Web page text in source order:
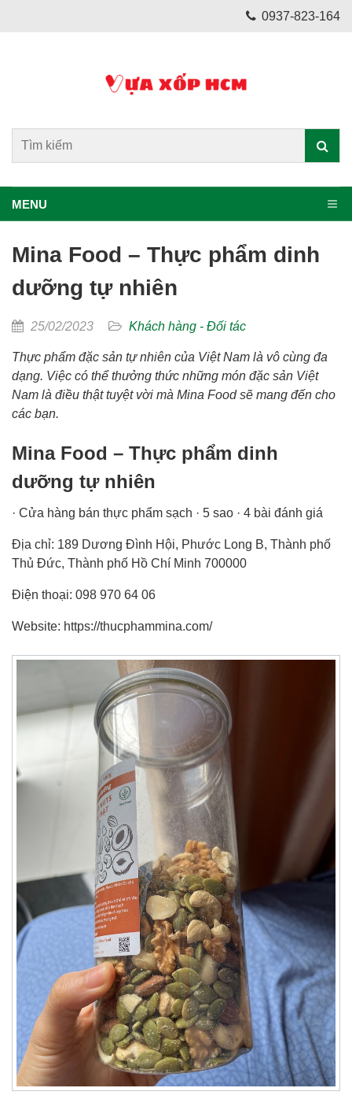
0937-823-164
MENU
Mina Food – Thực phẩm dinh
dưỡng tự nhiên
25/02/2023 Khách hàng - Đối tác
Thực phẩm đặc sản tự nhiên của Việt Nam là vô cùng đa
dạng. Việc có thể thưởng thức những món đặc sản Việt
Nam là điều thật tuyệt vời mà Mina Food sẽ mang đến cho
các bạn.
Mina Food – Thực phẩm dinh
dưỡng tự nhiên
· Cửa hàng bán thực phẩm sạch · 5 sao · 4 bài đánh giá
Địa chỉ: 189 Dương Đình Hội, Phước Long B, Thành phố
Thủ Đức, Thành phố Hồ Chí Minh 700000
Điện thoại: 098 970 64 06
Website: https://thucphammina.com/